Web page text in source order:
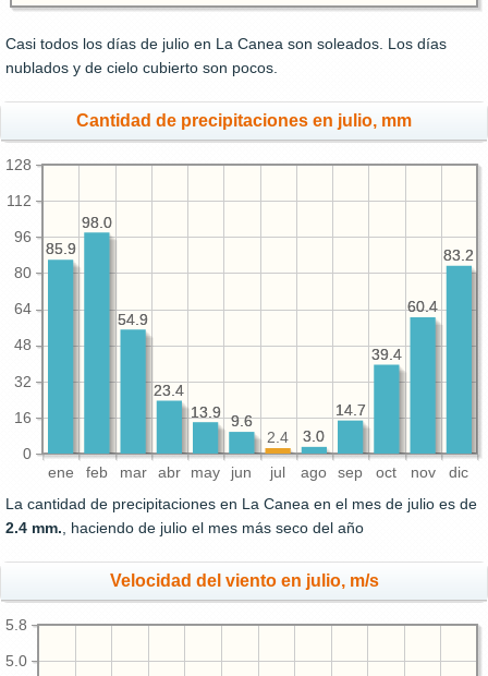
Casi todos los días de julio en La Canea son soleados. Los días
nublados y de cielo cubierto son pocos.
Cantidad de precipitaciones en julio, mm
ene feb mar abr may jun jul ago sep oct nov dic
0
16
32
48
64
80
96
112
128
83.2
60.4
39.4
14.7
3.0
9.6
13.9
23.4
54.9
98.0
85.9
83.2
60.4
39.4
14.7
3.0
2.4
9.6
13.9
23.4
54.9
98.0
85.9
La cantidad de precipitaciones en La Canea en el mes de julio es de
2.4 mm., haciendo de julio el mes más seco del año
Velocidad del viento en julio, m/s
5.0
5.8